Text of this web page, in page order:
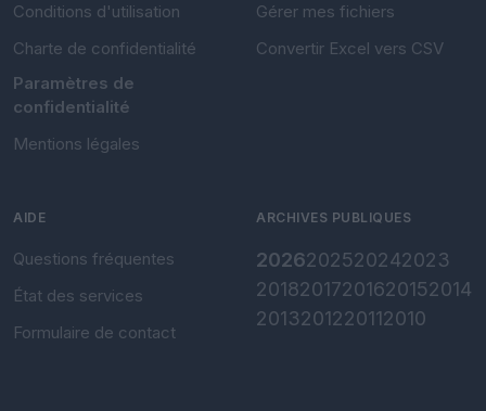
Conditions d'utilisation
Charte de confidentialité
Paramètres de
confidentialité
Mentions légales
Gérer mes fichiers
Convertir Excel vers CSV
AIDE
Questions fréquentes
État des services
Formulaire de contact
ARCHIVES PUBLIQUES
2026202520242023
20182017201620152014
2013201220112010